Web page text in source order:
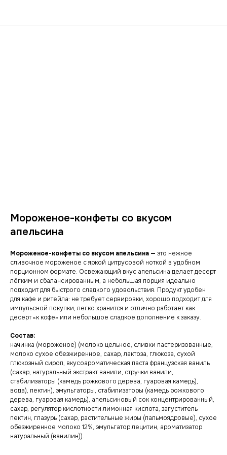
Мороженое-конфеты со вкусом
апельсина
Мороженое-конфеты со вкусом апельсина — это нежное
сливочное мороженое с яркой цитрусовой ноткой в удобном
порционном формате. Освежающий вкус апельсина делает десерт
лёгким и сбалансированным, а небольшая порция идеально
подходит для быстрого сладкого удовольствия. Продукт удобен
для кафе и ритейла: не требует сервировки, хорошо подходит для
импульсной покупки, легко хранится и отлично работает как
десерт «к кофе» или небольшое сладкое дополнение к заказу.
Состав:
начинка (мороженое) (молоко цельное, сливки пастеризованные,
молоко сухое обезжиренное, сахар, лактоза, глюкоза, сухой
глюкозный сироп, вкусоароматическая паста французская ваниль
(сахар, натуральный экстракт ванили, стручки ванили,
стабилизаторы (камедь рожкового дерева, гуаровая камедь),
вода), пектин), эмульгаторы, стабилизаторы (камедь рожкового
дерева, гуаровая камедь), апельсиновый сок концентрированный,
сахар, регулятор кислотности лимонная кислота, загуститель
пектин, глазурь (сахар, растительные жиры (пальмоядровые), сухое
обезжиренное молоко 12%, эмульгатор лецитин, ароматизатор
натуральный (ванилин)).